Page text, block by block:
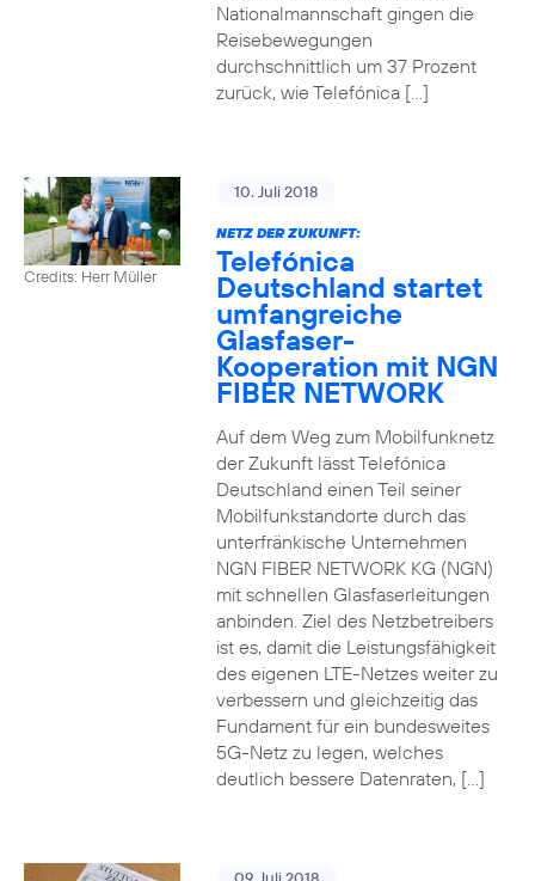
Nationalmannschaft gingen die
Reisebewegungen
durchschnittlich um 37 Prozent
zurück, wie Telefónica […]
Credits: Herr Müller
10. Juli 2018
NETZ DER ZUKUNFT:
Telefónica
Deutschland startet
umfangreiche
Glasfaser-
Kooperation mit NGN
FIBER NETWORK
Auf dem Weg zum Mobilfunknetz
der Zukunft lässt Telefónica
Deutschland einen Teil seiner
Mobilfunkstandorte durch das
unterfränkische Unternehmen
NGN FIBER NETWORK KG (NGN)
mit schnellen Glasfaserleitungen
anbinden. Ziel des Netzbetreibers
ist es, damit die Leistungsfähigkeit
des eigenen LTE-Netzes weiter zu
verbessern und gleichzeitig das
Fundament für ein bundesweites
5G-Netz zu legen, welches
deutlich bessere Datenraten, […]